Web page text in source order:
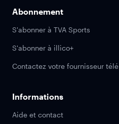
Abonnement
S'abonner à TVA Sports
S'abonner à illico+
Contactez votre fournisseur télé
Informations
Aide et contact